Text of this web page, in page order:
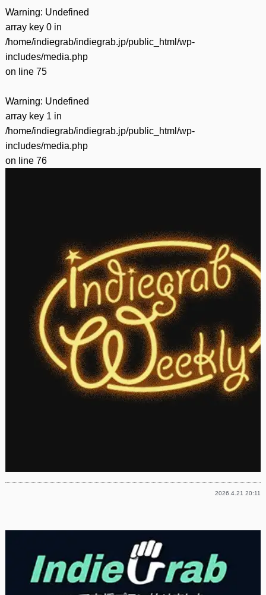
Warning: Undefined
array key 0 in
/home/indiegrab/indiegrab.jp/public_html/wp-
includes/media.php
on line 75
Warning: Undefined
array key 1 in
/home/indiegrab/indiegrab.jp/public_html/wp-
includes/media.php
on line 76
2026.4.21 20:11